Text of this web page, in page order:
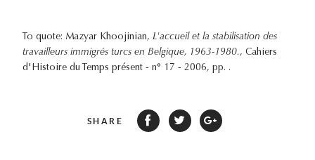
To quote: Mazyar Khoojinian, L'accueil et la stabilisation des
travailleurs immigrés turcs en Belgique, 1963-1980., Cahiers
d'Histoire du Temps présent - n° 17 - 2006, pp. .
SHARE